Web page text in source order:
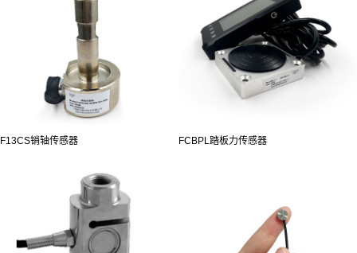
F13CS销轴传感器 FCBPL踏板力传感器